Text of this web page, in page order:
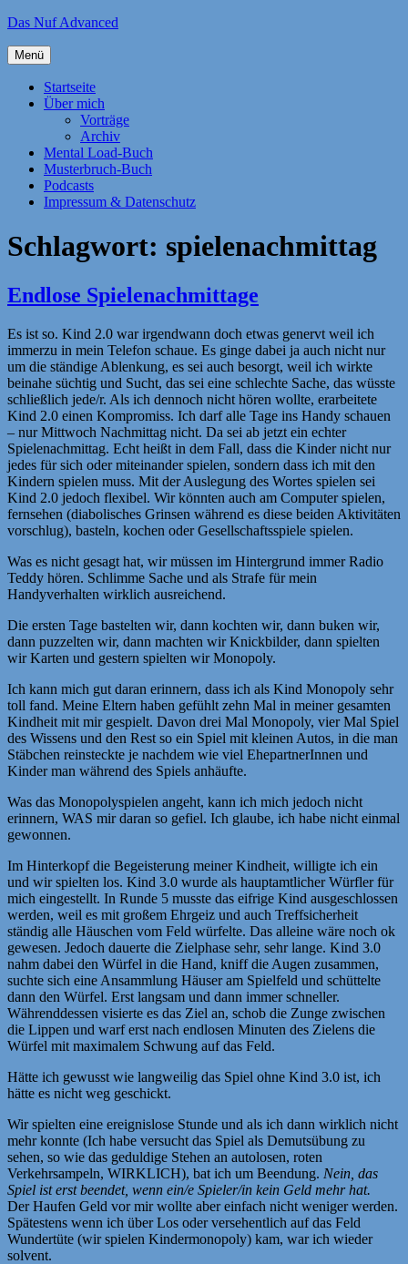
Zum
springen
Das Nuf Advanced
Menü
Startseite
Über mich
Vorträge
Archiv
Mental Load-Buch
Musterbruch-Buch
Podcasts
Impressum & Datenschutz
Schlagwort: spielenachmittag
Endlose Spielenachmittage
Es ist so. Kind 2.0 war irgendwann doch etwas genervt weil ich
immerzu in mein Telefon schaue. Es ginge dabei ja auch nicht nur
um die ständige Ablenkung, es sei auch besorgt, weil ich wirkte
beinahe süchtig und Sucht, das sei eine schlechte Sache, das wüsste
schließlich jede/r. Als ich dennoch nicht hören wollte, erarbeitete
Kind 2.0 einen Kompromiss. Ich darf alle Tage ins Handy schauen
– nur Mittwoch Nachmittag nicht. Da sei ab jetzt ein echter
Spielenachmittag. Echt heißt in dem Fall, dass die Kinder nicht nur
jedes für sich oder miteinander spielen, sondern dass ich mit den
Kindern spielen muss. Mit der Auslegung des Wortes spielen sei
Kind 2.0 jedoch flexibel. Wir könnten auch am Computer spielen,
fernsehen (diabolisches Grinsen während es diese beiden Aktivitäten
vorschlug), basteln, kochen oder Gesellschaftsspiele spielen.
Was es nicht gesagt hat, wir müssen im Hintergrund immer Radio
Teddy hören. Schlimme Sache und als Strafe für mein
Handyverhalten wirklich ausreichend.
Die ersten Tage bastelten wir, dann kochten wir, dann buken wir,
dann puzzelten wir, dann machten wir Knickbilder, dann spielten
wir Karten und gestern spielten wir Monopoly.
Ich kann mich gut daran erinnern, dass ich als Kind Monopoly sehr
toll fand. Meine Eltern haben gefühlt zehn Mal in meiner gesamten
Kindheit mit mir gespielt. Davon drei Mal Monopoly, vier Mal Spiel
des Wissens und den Rest so ein Spiel mit kleinen Autos, in die man
Stäbchen reinsteckte je nachdem wie viel EhepartnerInnen und
Kinder man während des Spiels anhäufte.
Was das Monopolyspielen angeht, kann ich mich jedoch nicht
erinnern, WAS mir daran so gefiel. Ich glaube, ich habe nicht einmal
gewonnen.
Im Hinterkopf die Begeisterung meiner Kindheit, willigte ich ein
und wir spielten los. Kind 3.0 wurde als hauptamtlicher Würfler für
mich eingestellt. In Runde 5 musste das eifrige Kind ausgeschlossen
werden, weil es mit großem Ehrgeiz und auch Treffsicherheit
ständig alle Häuschen vom Feld würfelte. Das alleine wäre noch ok
gewesen. Jedoch dauerte die Zielphase sehr, sehr lange. Kind 3.0
nahm dabei den Würfel in die Hand, kniff die Augen zusammen,
suchte sich eine Ansammlung Häuser am Spielfeld und schüttelte
dann den Würfel. Erst langsam und dann immer schneller.
Währenddessen visierte es das Ziel an, schob die Zunge zwischen
die Lippen und warf erst nach endlosen Minuten des Zielens die
Würfel mit maximalem Schwung auf das Feld.
Hätte ich gewusst wie langweilig das Spiel ohne Kind 3.0 ist, ich
hätte es nicht weg geschickt.
Wir spielten eine ereignislose Stunde und als ich dann wirklich nicht
mehr konnte (Ich habe versucht das Spiel als Demutsübung zu
sehen, so wie das geduldige Stehen an autolosen, roten
Verkehrsampeln, WIRKLICH), bat ich um Beendung. Nein, das
Spiel ist erst beendet, wenn ein/e Spieler/in kein Geld mehr hat.
Der Haufen Geld vor mir wollte aber einfach nicht weniger werden.
Spätestens wenn ich über Los oder versehentlich auf das Feld
Wundertüte (wir spielen Kindermonopoly) kam, war ich wieder
solvent.